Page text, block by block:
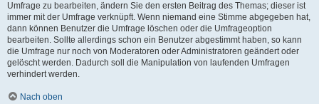
Umfrage zu bearbeiten, ändern Sie den ersten Beitrag des Themas; dieser ist
immer mit der Umfrage verknüpft. Wenn niemand eine Stimme abgegeben hat,
dann können Benutzer die Umfrage löschen oder die Umfrageoption
bearbeiten. Sollte allerdings schon ein Benutzer abgestimmt haben, so kann
die Umfrage nur noch von Moderatoren oder Administratoren geändert oder
gelöscht werden. Dadurch soll die Manipulation von laufenden Umfragen
verhindert werden.
Nach oben